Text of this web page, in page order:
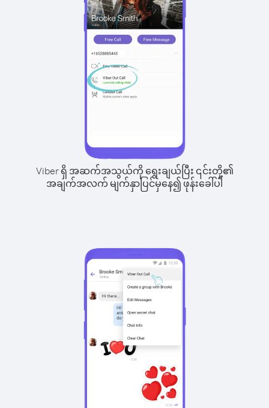
Viber ရှိ အဆက်အသွယ်ကို ရွေးချယ်ပြီး ၎င်းတို့၏
အချက်အလက် မျက်နှာပြင်မှနေ၍ ဖုန်းခေါ်ပါ